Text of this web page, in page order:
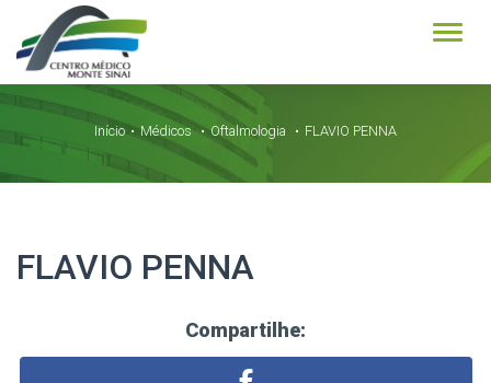
Início Médicos Oftalmologia FLAVIO PENNA
FLAVIO PENNA
Compartilhe: